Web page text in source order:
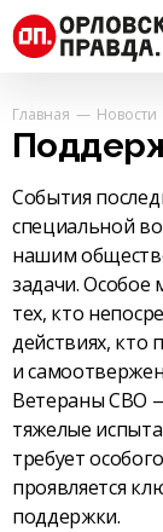
Главная Новости
События
специальной
нашим
задачи. Особое
тех, кто
действиях, кто
и
Ветераны СВО
тяжелые
требует
проявляется
поддержки.